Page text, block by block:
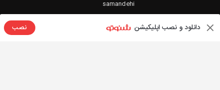
دانلود و نصب اپلیکیشن نصب